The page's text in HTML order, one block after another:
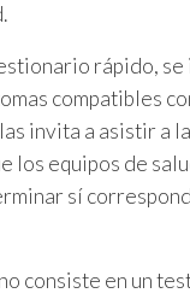
rápido,
compatibles
invita a asistir a
los equipos de
sí
consiste en un